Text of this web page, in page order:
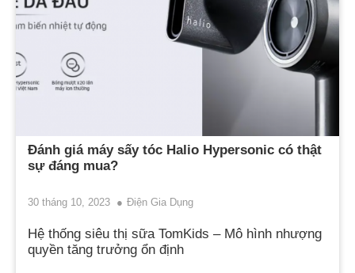
Đánh giá máy sấy tóc Halio Hypersonic có thật
sự đáng mua?
30 tháng 10, 2023 Điện Gia Dụng
Hệ thống siêu thị sữa TomKids – Mô hình nhượng
quyền tăng trưởng ổn định